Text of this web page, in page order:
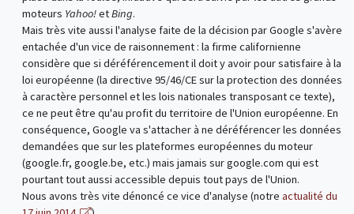
moteurs Yahoo!etBing.
Mais très vite aussi l'analyse faite de la décision par Google s'avère
entachée d'un vice de raisonnement : la firme californienne
considère que si déréférencement il doit y avoir pour satisfaire à la
loi européenne (la directive 95/46/CE sur la protection des données
à caractère personnel et les lois nationales transposant ce texte),
ce ne peut être qu'au profit du territoire de l'Union européenne. En
conséquence, Google va s'attacher à ne déréférencer les données
demandées que sur les plateformes européennes du moteur
(google.fr, google.be, etc.) mais jamais sur google.com qui est
pourtant tout aussi accessible depuis tout pays de l'Union.
Nous avons très vite dénoncé ce vice d'analyse (notre actualité du